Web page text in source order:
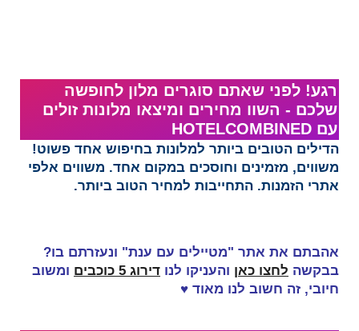
רגע! לפני שאתם סוגרים מלון לחופשה
שלכם - השוו מחירים ומיצאו מלונות זולים
עם HOTELCOMBINED‏​
הדילים הטובים ביותר למלונות בחיפוש אחד פשוט!
משווים, מזמינים וחוסכים במקום אחד. משווים אלפי
אתרי הזמנות. התחייבות למחיר הטוב ביותר.
אהבתם את אתר "מטיילים עם ענת" ונעזרתם בו?
בבקשה לחצו כאן והעניקו לנו דירוג 5 כוכבים
ומשוב
חיובי, זה חשוב לנו מאוד ♥